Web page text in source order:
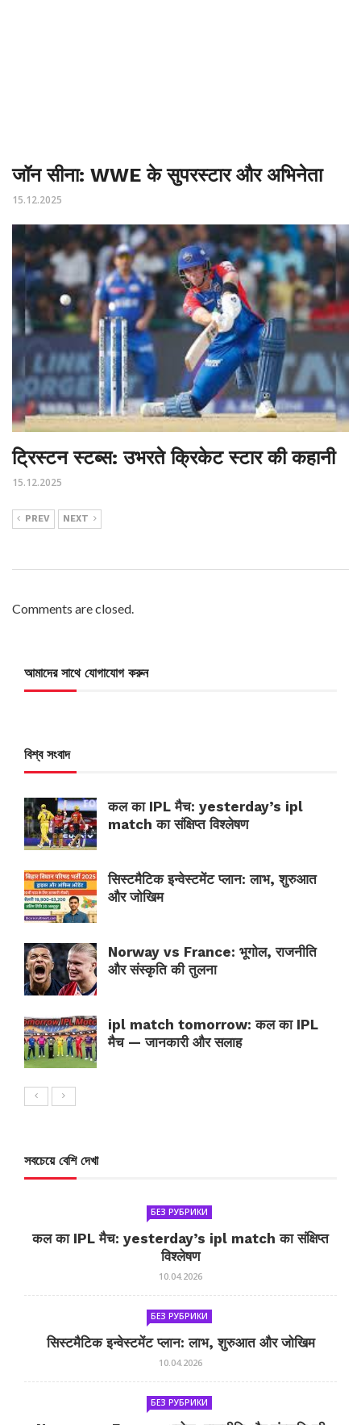
जॉन सीना: WWE के सुपरस्टार और अभिनेता
15.12.2025
ट्रिस्टन स्टब्स: उभरते क्रिकेट स्टार की कहानी
15.12.2025
PREV NEXT
Comments are closed.
আমাদের সাথে যোগাযোগ করুন
বিশ্ব সংবাদ
कल का IPL मैच: yesterday’s ipl
match का संक्षिप्त विश्लेषण
सिस्टमैटिक इन्वेस्टमेंट प्लान: लाभ, शुरुआत
और जोखिम
Norway vs France: भूगोल, राजनीति
और संस्कृति की तुलना
ipl match tomorrow: कल का IPL
मैच — जानकारी और सलाह
সবচেয়ে বেশি দেখা
БЕЗ РУБРИКИ
कल का IPL मैच: yesterday’s ipl match का संक्षिप्त
विश्लेषण
10.04.2026
БЕЗ РУБРИКИ
सिस्टमैटिक इन्वेस्टमेंट प्लान: लाभ, शुरुआत और जोखिम
10.04.2026
БЕЗ РУБРИКИ